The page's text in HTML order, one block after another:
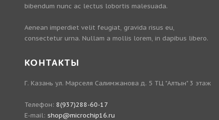
bibendum nunc ac lectus lobortis malesuada.
Aenean imperdiet velit feugiat, gravida risus eu,
consectetur urna. Nullam a mollis lorem, in dapibus libero.
КОНТАКТЫ
Г. Казань ул. Марселя Салимжанова д. 5 ТЦ "Алтын" 3 этаж
Телефон: 8(937)288-60-17
E-mail: shop@microchip16.ru